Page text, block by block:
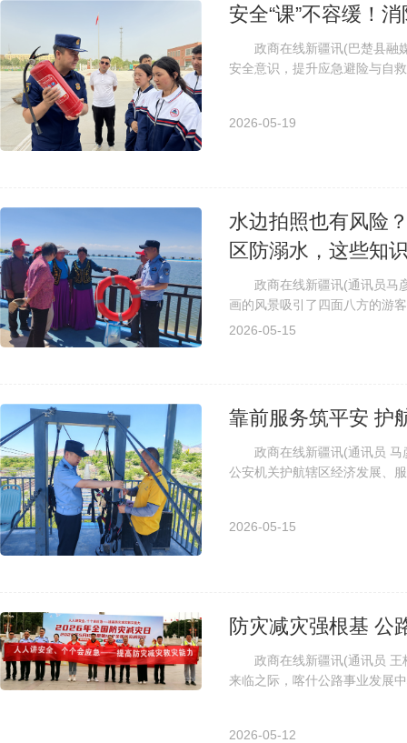
安全“课”不容缓！
政商在线新疆讯(巴楚县融媒
安全意识，提升应急避险与自
2026-05-19
水边拍照也有风险
区防溺水，这些知
政商在线新疆讯(通讯员马彦
画的风景吸引了四面八方的游
障游客和工作人员的生命安全
2026-05-15
靠前服务筑平安 护
政商在线新疆讯(通讯员 马
公安机关护航辖区经济发展、
2026-05-15
防灾减灾强根基 公
政商在线新疆讯(通讯员 王
来临之际，喀什公路事业发展
2026-05-12